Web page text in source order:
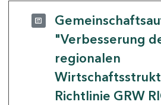
"Verbesserung
regionalen
Richtlinie GRW